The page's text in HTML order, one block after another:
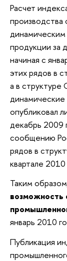
Расчет
продукции за
начиная с
этих рядов в
а в
динамические
опубликовал
декабрь 2009
сообщению
рядов в
квартале 2010
Таким
возможность
январь 2010
Публикация